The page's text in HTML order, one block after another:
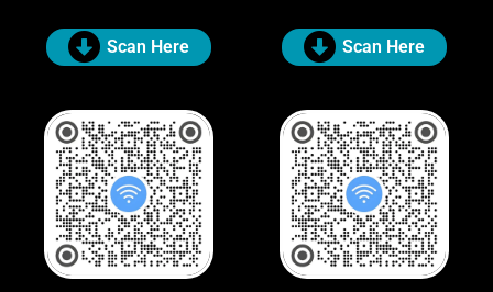
Scan Here Scan Here